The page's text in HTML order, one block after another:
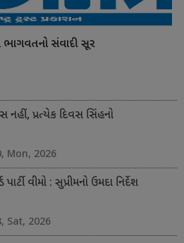
સંવાદી સૂર
નહીં, પ્રત્યેક દિવસ સિંહનો
Mon, 2026
પાર્ટી વીમો : સુપ્રીમનો ઉમદા નિર્દેશ
Sat, 2026